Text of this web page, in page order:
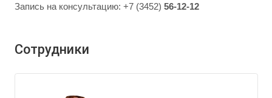
Запись на консультацию: +7 (3452) 56-12-12
Сотрудники